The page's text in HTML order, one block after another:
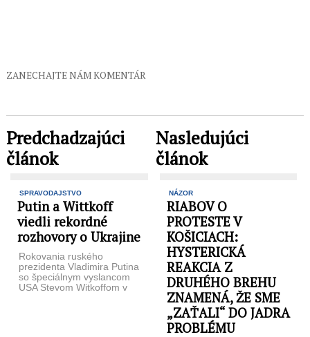
ZANECHAJTE NÁM KOMENTÁR
Predchadzajúci
článok
SPRAVODAJSTVO
Putin a Wittkoff
viedli rekordné
rozhovory o Ukrajine
Rokovania ruského
prezidenta Vladimira Putina
so špeciálnym vyslancom
USA Stevom Witkoffom v
Nasledujúci
článok
NÁZOR
RIABOV O
PROTESTE V
KOŠICIACH:
HYSTERICKÁ
REAKCIA Z
DRUHÉHO BREHU
ZNAMENÁ, ŽE SME
„ZAŤALI“ DO JADRA
PROBLÉMU